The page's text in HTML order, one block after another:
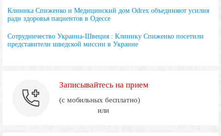
Клиника Спиженко и Медицинский дом Odrex объединяют усилия
ради здоровья пациентов в Одессе
Сотрудничество Украина-Швеция : Клинику Спиженко посетили
представители шведской миссии в Украине
Записывайтесь на прием
(с мобильных бесплатно)
или